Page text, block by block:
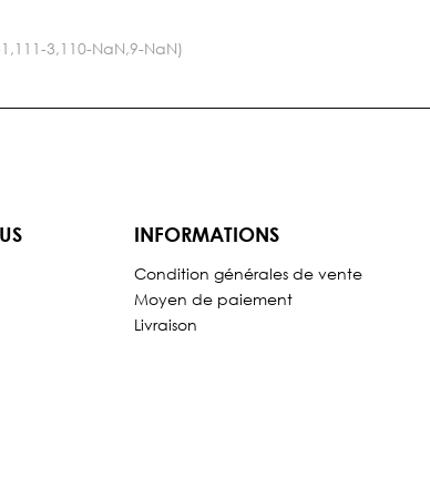
3,110-NaN,9-NaN)
INFORMATIONS
Condition générales de vente
Moyen de paiement
Livraison